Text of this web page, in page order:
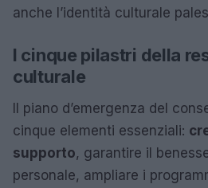
anche l’identità culturale
I cinque pilastri della
culturale
Il piano d’emergenza del
cinque elementi essenziali:
supporto, garantire il
personale, ampliare i